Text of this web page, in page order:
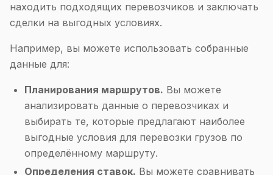
находить подходящих перевозчиков и заключать
сделки на выгодных условиях.
Например, вы можете использовать собранные
данные для:
Планирования маршрутов. Вы можете
анализировать данные о перевозчиках и
выбирать те, которые предлагают наиболее
выгодные условия для перевозки грузов по
определённому маршруту.
Определения ставок. Вы можете сравнивать